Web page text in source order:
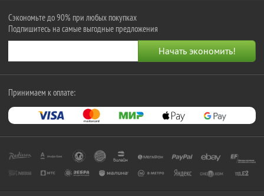
Сэкономьте до 90% при любых покупках
Подпишитесь на самые выгодные предложения
Принимаем к оплате: